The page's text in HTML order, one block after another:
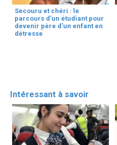
Secouru et chéri : le
parcours d’un étudiant pour
devenir père d’un enfant en
détresse
Intéressant à savoir